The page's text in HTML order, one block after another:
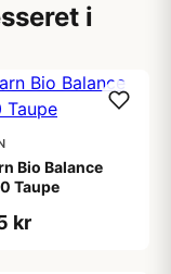
i
Bio Balance
Taupe
kr